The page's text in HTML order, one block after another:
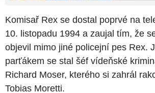
Komisař Rex se dostal poprvé na
10. listopadu 1994 a zaujal tím, že
objevil mimo jiné policejní pes Rex.
parťákem se stal šéf vídeňské
Richard Moser, kterého si zahrál
Tobias Moretti.